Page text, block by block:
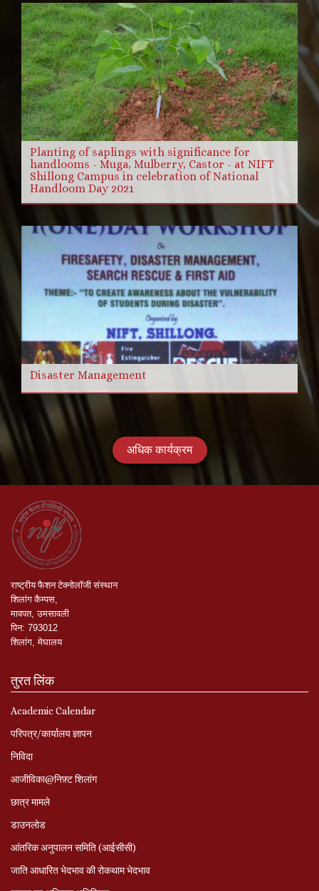
Planting of saplings with significance for
handlooms - Muga, Mulberry, Castor - at NIFT
Shillong Campus in celebration of National
Handloom Day 2021
Disaster Management
अधिक कार्यक्रम
राष्ट्रीय फैशन टेक्नोलॉजी संस्थान
शिलांग कैम्पस
मावपत,उमसावली
पिन: 793012
शिलांग ,मेघालय
तुरत लिंक
Academic Calendar
परिपत्र/कार्यालय ज्ञापन
निविदा
आजीविका@निफ़्ट शिलांग
छात्र मामले
डाउनलोड
आंतरिक अनुपालन समिति (आईसीसी)
जाति आधारित भेदभाव की रोकथाम भेदभाव